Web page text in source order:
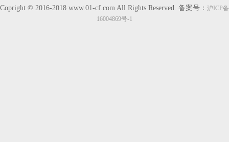
Copright © 2016-2018 www.01-cf.com All Rights Reserved. 备案号： 沪ICP备
16004869号-1